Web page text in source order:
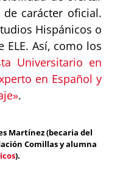
carácter oficial.
Hispánicos o
ELE. Así, como los
Universitario en
en Español y
.
Martínez (becaria del
Comillas y alumna
).